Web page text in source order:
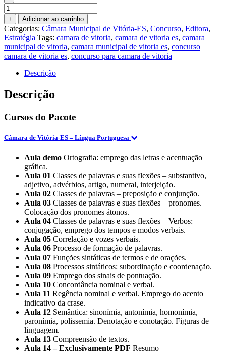
Câmara
de
Vitória-
ES
(Analista
Legislativo
-
Finanças
Públicas)
Pacote
(E)
quantidade
+ Adicionar ao carrinho
Categorias: Câmara Municipal de Vitória-ES, Concurso, Editora,
Estratégia Tags: camara de vitoria, camara de vitoria es, camara
municipal de vitoria, camara municipal de vitoria es, concurso
camara de vitoria es, concurso para camara de vitoria
Descrição
Descrição
Cursos do Pacote
Câmara de Vitória-ES – Língua Portuguesa
Aula demo Ortografia: emprego das letras e acentuação
gráfica.
Aula 01 Classes de palavras e suas flexões – substantivo,
adjetivo, advérbios, artigo, numeral, interjeição.
Aula 02 Classes de palavras – preposição e conjunção.
Aula 03 Classes de palavras e suas flexões – pronomes.
Colocação dos pronomes átonos.
Aula 04 Classes de palavras e suas flexões – Verbos:
conjugação, emprego dos tempos e modos verbais.
Aula 05 Correlação e vozes verbais.
Aula 06 Processo de formação de palavras.
Aula 07 Funções sintáticas de termos e de orações.
Aula 08 Processos sintáticos: subordinação e coordenação.
Aula 09 Emprego dos sinais de pontuação.
Aula 10 Concordância nominal e verbal.
Aula 11 Regência nominal e verbal. Emprego do acento
indicativo da crase.
Aula 12 Semântica: sinonímia, antonímia, homonímia,
paronímia, polissemia. Denotação e conotação. Figuras de
linguagem.
Aula 13 Compreensão de textos.
Aula 14 – Exclusivamente PDF Resumo